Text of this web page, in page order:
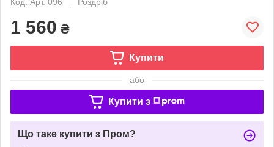
1 560 ₴
Купити
або
Купити з
Що таке купити з Пром?